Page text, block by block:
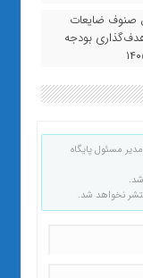
صنوف ضایعات
بودجه
مسئول پایگاه
نخواهد شد.